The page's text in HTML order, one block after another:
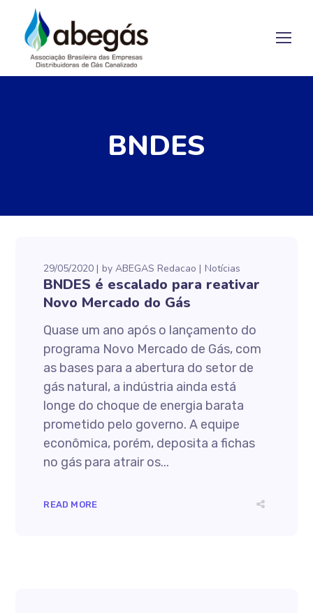
BNDES
29/05/2020 byABEGAS Redacao Notícias
BNDES é escalado para reativar
Novo Mercado do Gás
Quase um ano após o lançamento do
programa Novo Mercado de Gás, com
as bases para a abertura do setor de
gás natural, a indústria ainda está
longe do choque de energia barata
prometido pelo governo. A equipe
econômica, porém, deposita a fichas
no gás para atrair os...
READ MORE